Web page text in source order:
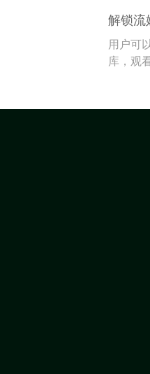
解锁流
用户可
库，观